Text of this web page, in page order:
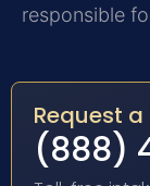
responsible
Request
(888)